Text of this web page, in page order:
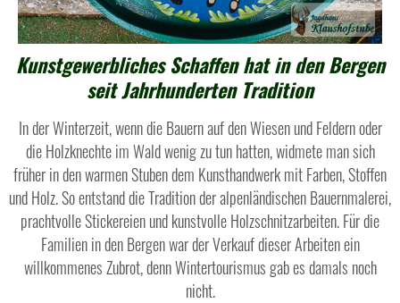
Kunstgewerbliches Schaffen hat in den Bergen
seit Jahrhunderten Tradition
In der Winterzeit, wenn die Bauern auf den Wiesen und Feldern oder
die Holzknechte im Wald wenig zu tun hatten, widmete man sich
früher in den warmen Stuben dem Kunsthandwerk mit Farben, Stoffen
und Holz. So entstand die Tradition der alpenländischen Bauernmalerei,
prachtvolle Stickereien und kunstvolle Holzschnitzarbeiten. Für die
Familien in den Bergen war der Verkauf dieser Arbeiten ein
willkommenes Zubrot, denn Wintertourismus gab es damals noch
nicht.